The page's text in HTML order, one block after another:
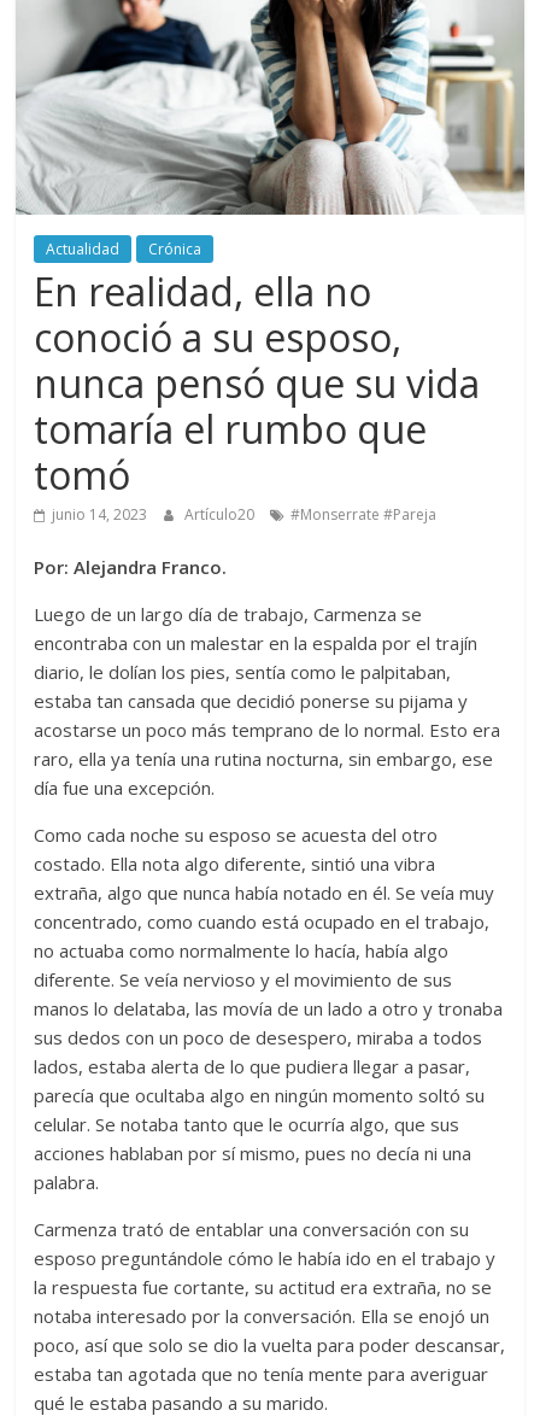
periodismo
digital
Politécnico
Grancolombiano
Actualidad Crónica
En realidad, ella no
conoció a su esposo,
nunca pensó que su vida
tomaría el rumbo que
tomó
junio 14, 2023 Artículo20 #Monserrate #Pareja
Por: Alejandra Franco.
Luego de un largo día de trabajo, Carmenza se
encontraba con un malestar en la espalda por el trajín
diario, le dolían los pies, sentía como le palpitaban,
estaba tan cansada que decidió ponerse su pijama y
acostarse un poco más temprano de lo normal. Esto era
raro, ella ya tenía una rutina nocturna, sin embargo, ese
día fue una excepción.
Como cada noche su esposo se acuesta del otro
costado. Ella nota algo diferente, sintió una vibra
extraña, algo que nunca había notado en él. Se veía muy
concentrado, como cuando está ocupado en el trabajo,
no actuaba como normalmente lo hacía, había algo
diferente. Se veía nervioso y el movimiento de sus
manos lo delataba, las movía de un lado a otro y tronaba
sus dedos con un poco de desespero, miraba a todos
lados, estaba alerta de lo que pudiera llegar a pasar,
parecía que ocultaba algo en ningún momento soltó su
celular. Se notaba tanto que le ocurría algo, que sus
acciones hablaban por sí mismo, pues no decía ni una
palabra.
Carmenza trató de entablar una conversación con su
esposo preguntándole cómo le había ido en el trabajo y
la respuesta fue cortante, su actitud era extraña, no se
notaba interesado por la conversación. Ella se enojó un
poco, así que solo se dio la vuelta para poder descansar,
estaba tan agotada que no tenía mente para averiguar
qué le estaba pasando a su marido.